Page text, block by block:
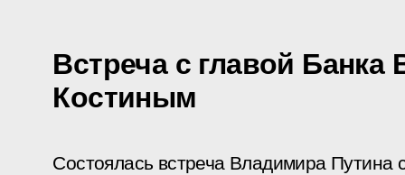
Встреча с главой
Костиным
Состоялась встреча Владимира Путина